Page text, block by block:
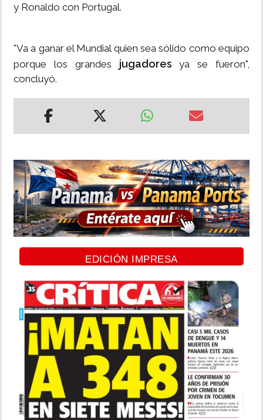
y Ronaldo con Portugal.
"Va a ganar el Mundial quien sea sólido como equipo
porque los grandes jugadores ya se fueron",
concluyó.
EDICIÓN IMPRESA